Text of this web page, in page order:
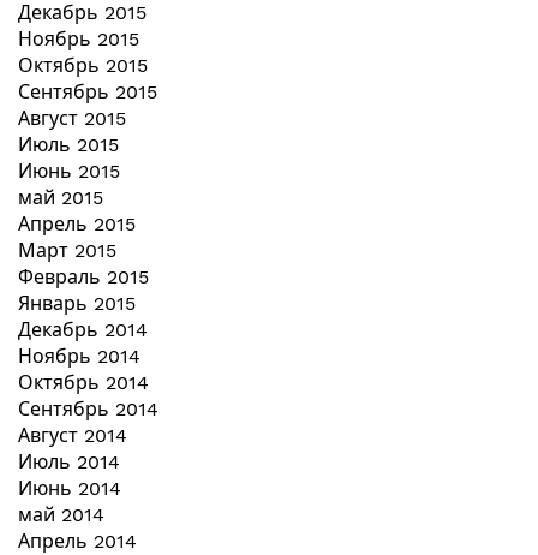
Декабрь 2015
Ноябрь 2015
Октябрь 2015
Сентябрь 2015
Август 2015
Июль 2015
Июнь 2015
май 2015
Апрель 2015
Март 2015
Февраль 2015
Январь 2015
Декабрь 2014
Ноябрь 2014
Октябрь 2014
Сентябрь 2014
Август 2014
Июль 2014
Июнь 2014
май 2014
Апрель 2014